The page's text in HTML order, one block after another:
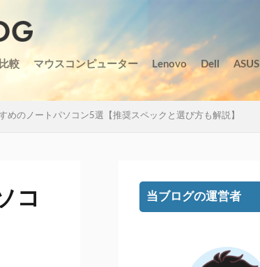
較 マウスコンピューター Lenovo Dell ASUS
めのノートパソコン5選【推奨スペックと選び方も解説】
コ
当ブログの運営者